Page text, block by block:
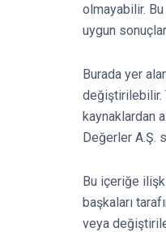
olmayabilir.
uygun
Burada yer
değiştirilebilir.
kaynaklardan
Değerler A.Ş.
Bu içeriğe
başkaları
veya